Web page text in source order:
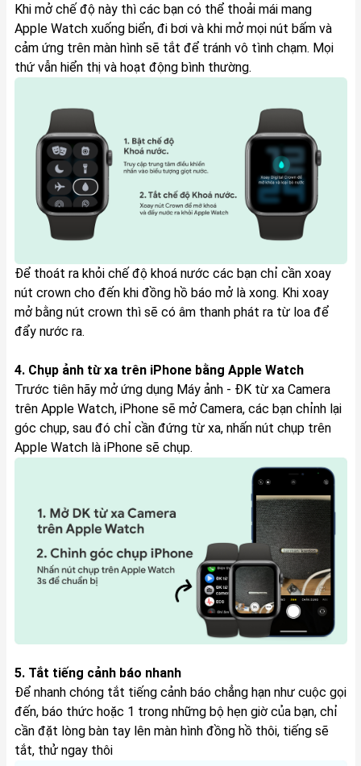
Khi mở chế độ này thì các bạn có thể thoải mái mang
Apple Watch xuống biển, đi bơi và khi mở mọi nút bấm và
cảm ứng trên màn hình sẽ tắt để tránh vô tình chạm. Mọi
thứ vẫn hiển thị và hoạt động bình thường.
Để thoát ra khỏi chế độ khoá nước các bạn chỉ cần xoay
nút crown cho đến khi đồng hồ báo mở là xong. Khi xoay
mở bằng nút crown thì sẽ có âm thanh phát ra từ loa để
đẩy nước ra.
4. Chụp ảnh từ xa trên iPhone bằng Apple Watch
Trước tiên hãy mở ứng dụng Máy ảnh - ĐK từ xa Camera
trên Apple Watch, iPhone sẽ mở Camera, các bạn chỉnh lại
góc chụp, sau đó chỉ cần đứng từ xa, nhấn nút chụp trên
Apple Watch là iPhone sẽ chụp.
5. Tắt tiếng cảnh báo nhanh
Để nhanh chóng tắt tiếng cảnh báo chẳng hạn như cuộc gọi
đến, báo thức hoặc 1 trong những bộ hẹn giờ của bạn, chỉ
cần đặt lòng bàn tay lên màn hình đồng hồ thôi, tiếng sẽ
tắt, thử ngay thôi